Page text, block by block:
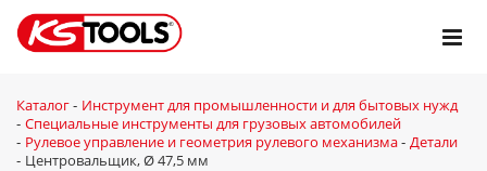
Каталог - Инструмент для промышленности и для бытовых нужд
- Специальные инструменты для грузовых автомобилей
- Рулевое управление и геометрия рулевого механизма - Детали
- Центровальщик, Ø 47,5 мм